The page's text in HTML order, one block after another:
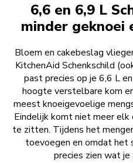
6,6 en 6,9 L
minder geknoei
Bloem en cakebeslag
KitchenAid Schenkschild
past precies op je 6,6 L
hoogte verstelbare kom
meest knoeigevoelige
Eindelijk komt niet meer elk
te zitten. Tijdens het
toevoegen en omdat het
precies zien wat